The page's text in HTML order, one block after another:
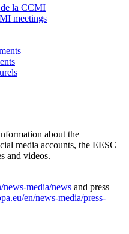
de la CCMI
meetings
about the
media accounts, the EESC
and videos.
news-media/news and press
en/news-media/press-